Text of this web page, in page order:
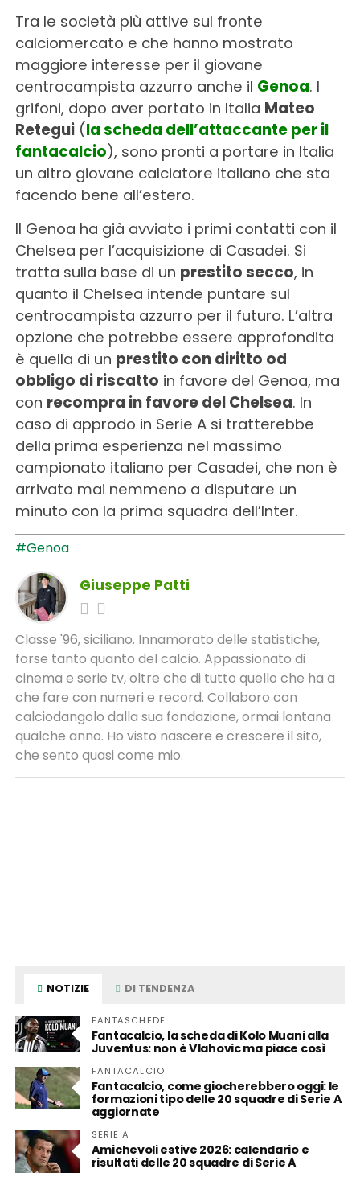
Tra le società più attive sul fronte
calciomercato e che hanno mostrato
maggiore interesse per il giovane
centrocampista azzurro anche il Genoa. I
grifoni, dopo aver portato in Italia Mateo
Retegui(la scheda dell’attaccante per il
fantacalcio), sono pronti a portare in Italia
un altro giovane calciatore italiano che sta
facendo bene all’estero.
Il Genoa ha già avviato i primi contatti con il
Chelsea per l’acquisizione di Casadei. Si
tratta sulla base di un prestito secco, in
quanto il Chelsea intende puntare sul
centrocampista azzurro per il futuro. L’altra
opzione che potrebbe essere approfondita
è quella di un prestito con diritto od
obbligo di riscatto in favore del Genoa, ma
con recompra in favore del Chelsea. In
caso di approdo in Serie A si tratterebbe
della prima esperienza nel massimo
campionato italiano per Casadei, che non è
arrivato mai nemmeno a disputare un
minuto con la prima squadra dell’Inter.
#Genoa
Giuseppe Patti
Classe '96, siciliano. Innamorato delle statistiche,
forse tanto quanto del calcio. Appassionato di
cinema e serie tv, oltre che di tutto quello che ha a
che fare con numeri e record. Collaboro con
calciodangolo dalla sua fondazione, ormai lontana
qualche anno. Ho visto nascere e crescere il sito,
che sento quasi come mio.
NOTIZIE DI TENDENZA
FANTASCHEDE
Fantacalcio, la scheda di Kolo Muani alla
Juventus: non è Vlahovic ma piace così
FANTACALCIO
Fantacalcio, come giocherebbero oggi: le
formazioni tipo delle 20 squadre di Serie A
aggiornate
SERIE A
Amichevoli estive 2026: calendario e
risultati delle 20 squadre di Serie A